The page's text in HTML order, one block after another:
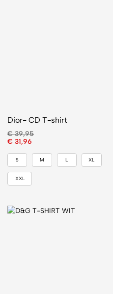
Dior- CD T-shirt
€39,95
€ 31,96
S M L XL
XXL